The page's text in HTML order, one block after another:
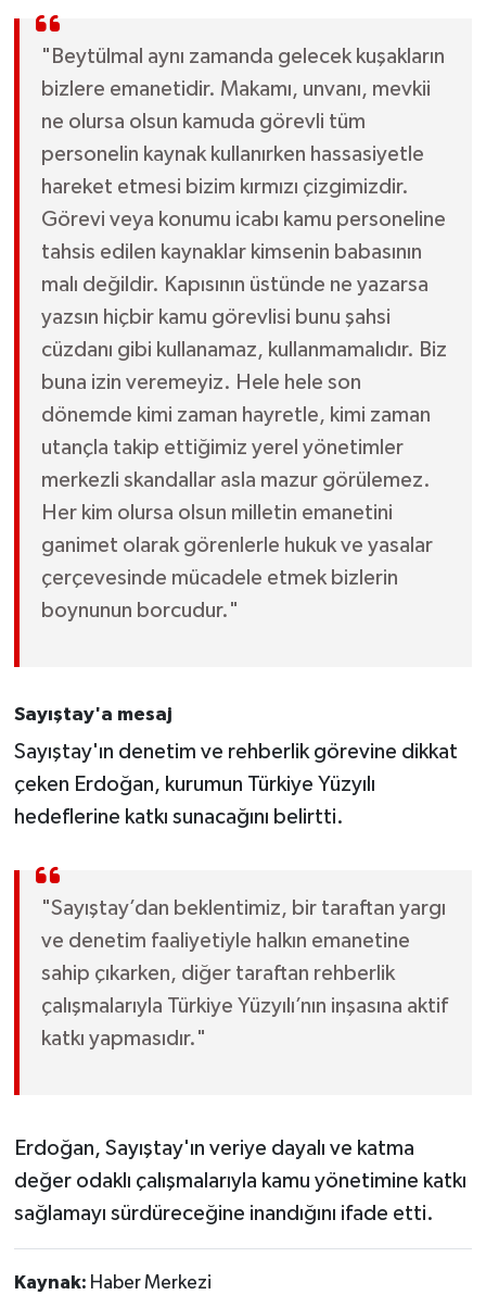
"Beytülmal aynı zamanda gelecek kuşakların
bizlere emanetidir. Makamı, unvanı, mevkii
ne olursa olsun kamuda görevli tüm
personelin kaynak kullanırken hassasiyetle
hareket etmesi bizim kırmızı çizgimizdir.
Görevi veya konumu icabı kamu personeline
tahsis edilen kaynaklar kimsenin babasının
malı değildir. Kapısının üstünde ne yazarsa
yazsın hiçbir kamu görevlisi bunu şahsi
cüzdanı gibi kullanamaz, kullanmamalıdır. Biz
buna izin veremeyiz. Hele hele son
dönemde kimi zaman hayretle, kimi zaman
utançla takip ettiğimiz yerel yönetimler
merkezli skandallar asla mazur görülemez.
Her kim olursa olsun milletin emanetini
ganimet olarak görenlerle hukuk ve yasalar
çerçevesinde mücadele etmek bizlerin
boynunun borcudur."
Sayıştay'a mesaj
Sayıştay'ın denetim ve rehberlik görevine dikkat
çeken Erdoğan, kurumun Türkiye Yüzyılı
hedeflerine katkı sunacağını belirtti.
"Sayıştay’dan beklentimiz, bir taraftan yargı
ve denetim faaliyetiyle halkın emanetine
sahip çıkarken, diğer taraftan rehberlik
çalışmalarıyla Türkiye Yüzyılı’nın inşasına aktif
katkı yapmasıdır."
Erdoğan, Sayıştay'ın veriye dayalı ve katma
değer odaklı çalışmalarıyla kamu yönetimine katkı
sağlamayı sürdüreceğine inandığını ifade etti.
Kaynak: Haber Merkezi